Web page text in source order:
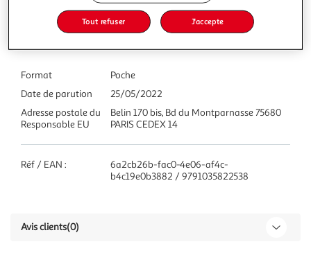
Caractéristiques
Format
Poche
Date de parution
25/05/2022
Adresse postale du
Responsable EU
Belin 170 bis, Bd du Montparnasse 75680
PARIS CEDEX 14
Réf / EAN :
6a2cb26b-fac0-4e06-af4c-
b4c19e0b3882 / 9791035822538
Avis clients(0)
Tout refuser J'accepte